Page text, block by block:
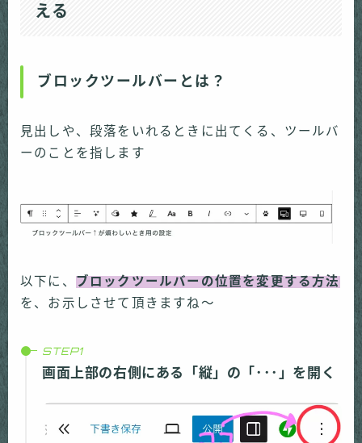
える
ブロックツールバーとは？
見出しや、段落をいれるときに出てくる、ツールバ
ーのことを指します
以下に、 ブロックツールバーの位置を変更する方法
を、お示しさせて頂きますね〜
画面上部の右側にある「縦」の「･･･」を開く